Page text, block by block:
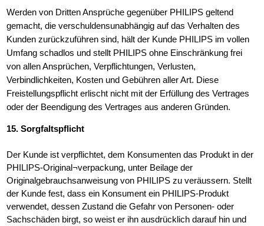
Werden von Dritten Ansprüche gegenüber PHILIPS geltend
gemacht, die verschuldensunabhängig auf das Verhalten des
Kunden zurückzuführen sind, hält der Kunde PHILIPS im vollen
Umfang schadlos und stellt PHILIPS ohne Einschränkung frei
von allen Ansprüchen, Verpflichtungen, Verlusten,
Verbindlichkeiten, Kosten und Gebühren aller Art. Diese
Freistellungspflicht erlischt nicht mit der Erfüllung des Vertrages
oder der Beendigung des Vertrages aus anderen Gründen.
15. Sorgfaltspflicht
Der Kunde ist verpflichtet, dem Konsumenten das Produkt in der
PHILIPS-Original¬verpackung, unter Beilage der
Originalgebrauchsanweisung von PHILIPS zu veräussern. Stellt
der Kunde fest, dass ein Konsument ein PHILIPS-Produkt
verwendet, dessen Zustand die Gefahr von Personen- oder
Sachschäden birgt, so weist er ihn ausdrücklich darauf hin und